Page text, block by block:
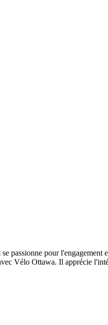
passionne pour
Vélo Ottawa. Il apprécie